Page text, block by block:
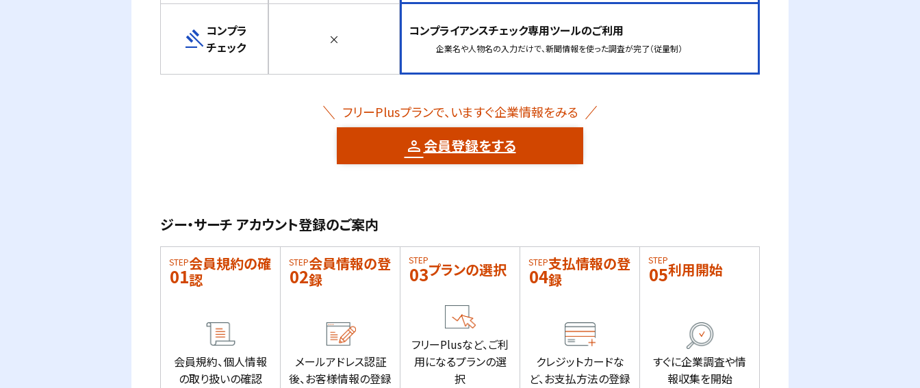
gavel コンプラ
チェック
×
コンプライアンスチェック専用ツールのご利用
企業名や人物名の入力だけで、新聞情報を使った調査が完了（従量制）
フリーPlusプランで、いますぐ企業情報をみる
会員登録をする
ジー・サーチ アカウント登録のご案内
STEP
01
会員規約の確
認
会員規約、個人情報
の取り扱いの確認
STEP
02
会員情報の登
録
メールアドレス認証
後、お客様情報の登録
STEP
03プランの選択
フリーPlusなど、ご利
用になるプランの選
択
STEP
04
支払情報の登
録
クレジットカードな
ど、お支払方法の登録
STEP
05利用開始
すぐに企業調査や情
報収集を開始